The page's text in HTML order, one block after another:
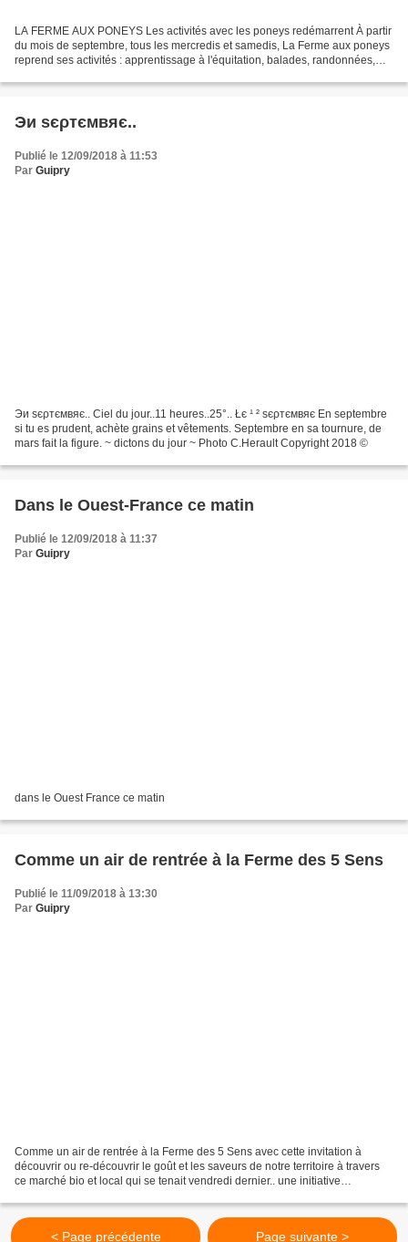
LA FERME AUX PONEYS Les activités avec les poneys redémarrent À partir
du mois de septembre, tous les mercredis et samedis, La Ferme aux poneys
reprend ses activités : apprentissage à l'équitation, balades, randonnées,
Эи ѕєρтємвяє..
Publié le 12/09/2018 à 11:53
Par Guipry
Эи ѕєρтємвяє.. Ciel du jour..11 heures..25°.. Łє ¹ ² ѕєρтємвяє En septembre
si tu es prudent, achète grains et vêtements. Septembre en sa tournure, de
mars fait la figure. ~ dictons du jour ~ Photo C.Herault Copyright 2018 ©
Dans le Ouest-France ce matin
Publié le 12/09/2018 à 11:37
Par Guipry
dans le Ouest France ce matin
Comme un air de rentrée à la Ferme des 5 Sens
Publié le 11/09/2018 à 13:30
Par Guipry
Comme un air de rentrée à la Ferme des 5 Sens avec cette invitation à
découvrir ou re-découvrir le goût et les saveurs de notre territoire à travers
ce marché bio et local qui se tenait vendredi dernier.. une initiative
< Page précédente Page suivante >